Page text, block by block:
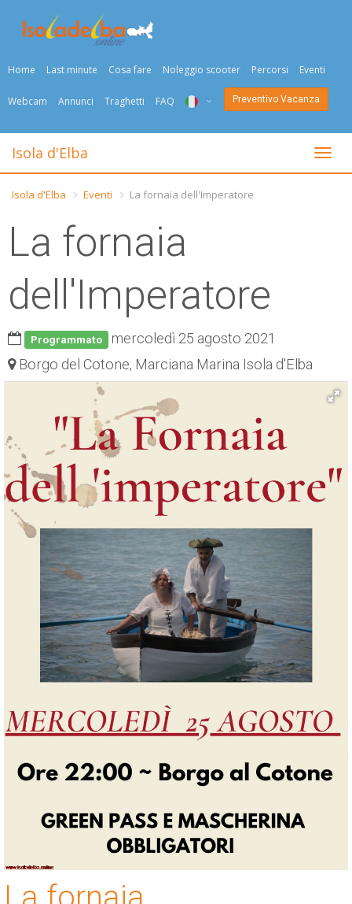
Home Last minute Cosa fare Noleggio scooter Percorsi Eventi
Webcam Annunci Traghetti FAQ
ENG
PYC
DAN
ESP
Preventivo Vacanza
Togli
Isola d'Elba
Isola d'Elba Eventi La fornaia dell'Imperatore
La fornaia
dell'Imperatore
Programmato
mercoledì 25 agosto 2021
Borgo del Cotone, Marciana Marina Isola d'Elba